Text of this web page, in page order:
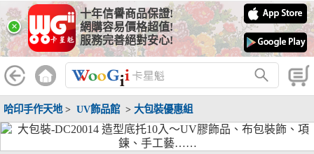
×
十年信譽商品保證!
網購容易價格超值!
服務完善絕對安心!
哈印手作天地> UV飾品館> 大包裝優惠組
線上分期銀行
WooGii 與 綠界 合作，『信用卡分期付款』 與 『信用卡零利率
分期付款』 的配合銀行如下：
分期期數 提供分期之銀行
兆豐銀行、合作金庫、第一銀行、華南銀行、
彰化銀行、上海銀行、富邦銀行、國泰世華、
台灣企銀、台中銀行、匯豐銀行、華泰銀行、